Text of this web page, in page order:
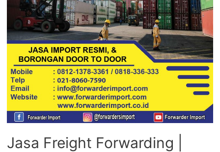
Jasa Freight Forwarding |